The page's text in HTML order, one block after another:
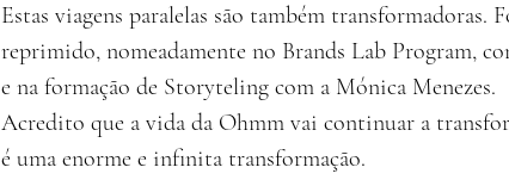
Estas viagens paralelas são também transformadoras.
reprimido, nomeadamente no Brands Lab Program,
e na formação de Storyteling com a Mónica Menezes.
Acredito que a vida da Ohmm vai continuar a
é uma enorme e infinita transformação.